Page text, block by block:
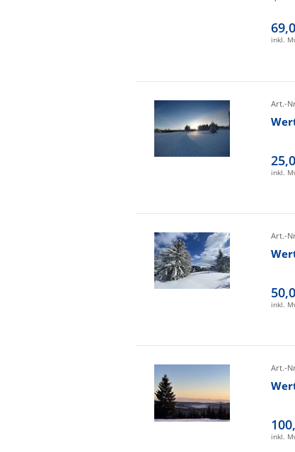
inkl.
Art.-
inkl.
Art.-
inkl.
Art.-
inkl.